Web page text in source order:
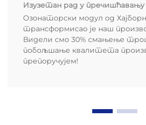
Изузетан рад у
Озонаторски модул од Хајборн
трансформисао је наш
Видели смо 30% смањење
побољшање квалитета
препоручујем!